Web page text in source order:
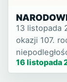
13 listopada
okazji 107.
oraz mło…
16 listopada